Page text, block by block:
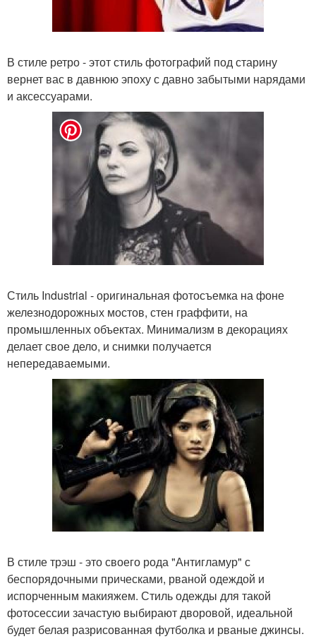
В стиле ретро - этот стиль фотографий под старину
вернет вас в давнюю эпоху с давно забытыми нарядами
и аксессуарами.
Стиль Industrial - оригинальная фотосъемка на фоне
железнодорожных мостов, стен граффити, на
промышленных объектах. Минимализм в декорациях
делает свое дело, и снимки получается
непередаваемыми.
В стиле трэш - это своего рода "Антигламур" с
беспорядочными прическами, рваной одеждой и
испорченным макияжем. Стиль одежды для такой
фотосессии зачастую выбирают дворовой, идеальной
будет белая разрисованная футболка и рваные джинсы.